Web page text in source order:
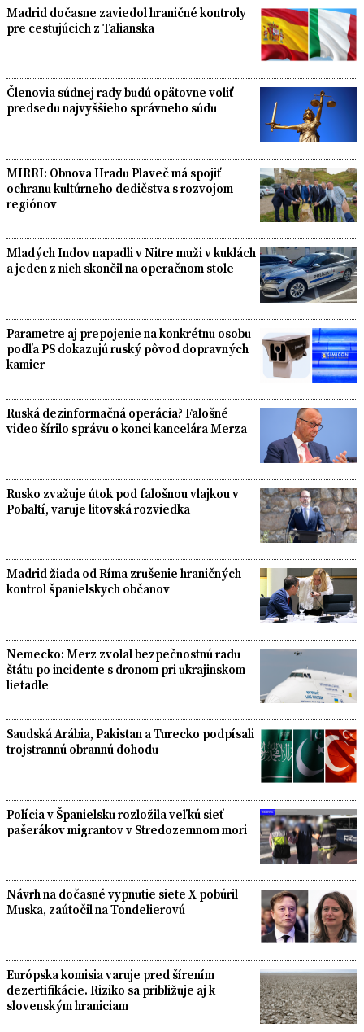
Madrid dočasne zaviedol hraničné kontroly
pre cestujúcich z Talianska
Členovia súdnej rady budú opätovne voliť
predsedu najvyššieho správneho súdu
MIRRI: Obnova Hradu Plaveč má spojiť
ochranu kultúrneho dedičstva s rozvojom
regiónov
Mladých Indov napadli v Nitre muži v kuklách
a jeden z nich skončil na operačnom stole
Parametre aj prepojenie na konkrétnu osobu
podľa PS dokazujú ruský pôvod dopravných
kamier
Ruská dezinformačná operácia? Falošné
video šírilo správu o konci kancelára Merza
Rusko zvažuje útok pod falošnou vlajkou v
Pobaltí, varuje litovská rozviedka
Madrid žiada od Ríma zrušenie hraničných
kontrol španielskych občanov
Nemecko: Merz zvolal bezpečnostnú radu
štátu po incidente s dronom pri ukrajinskom
lietadle
Saudská Arábia, Pakistan a Turecko podpísali
trojstrannú obrannú dohodu
Polícia v Španielsku rozložila veľkú sieť
pašerákov migrantov v Stredozemnom mori
Návrh na dočasné vypnutie siete X pobúril
Muska, zaútočil na Tondelierovú
Európska komisia varuje pred šírením
dezertifikácie. Riziko sa približuje aj k
slovenským hraniciam